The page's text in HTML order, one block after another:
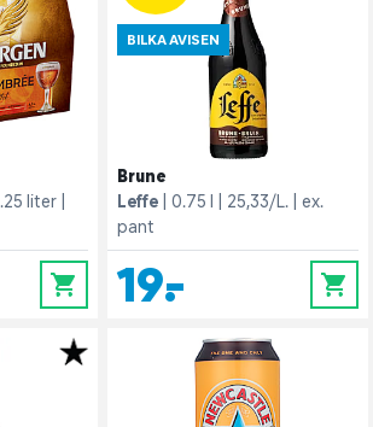
liter
0
BILKA AVISEN
Brune
Leffe
0.75 l 25,33/L.
ex.
pant
19,- 0